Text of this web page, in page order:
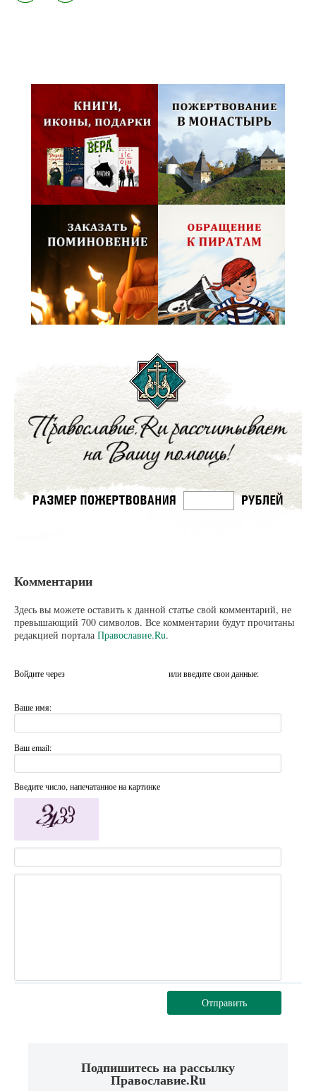
Комментарии
Здесь вы можете оставить к данной статье свой комментарий, не
превышающий 700 символов. Все комментарии будут прочитаны
редакцией портала Православие.Ru.
Войдите через или введите свои данные:
Ваше имя:
Ваш email:
Введите число, напечатанное на картинке
Отправить
Подпишитесь на рассылку
Православие.Ru